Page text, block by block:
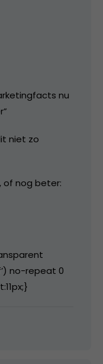
nu
niet zo
of nog beter:
no-repeat 0